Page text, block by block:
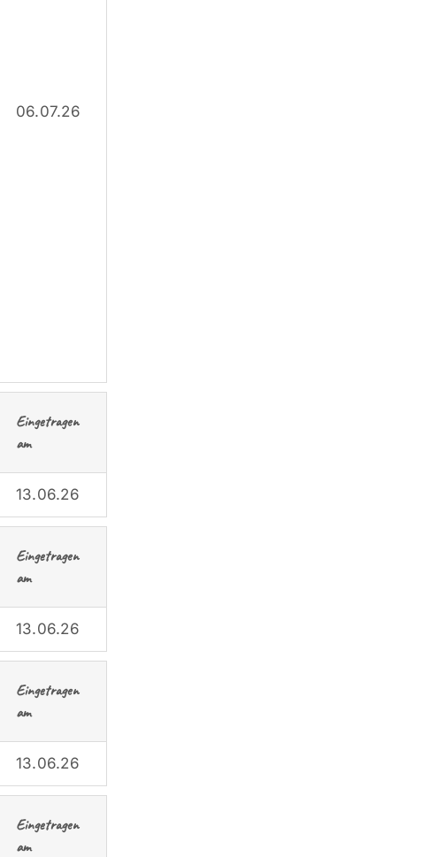
06.07.26
Eingetragen
am
13.06.26
Eingetragen
am
13.06.26
Eingetragen
am
13.06.26
Eingetragen
am